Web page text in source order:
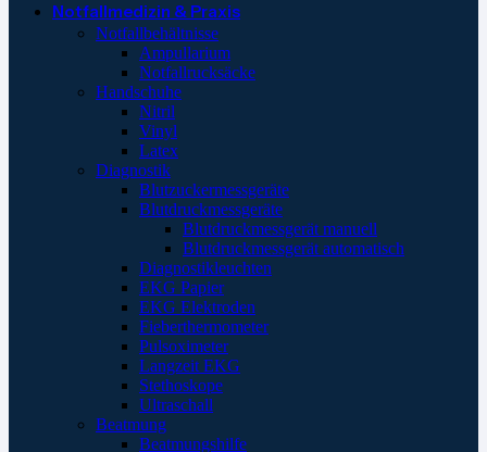
Notfallmedizin & Praxis
Notfallbehältnisse
Ampullarium
Notfallrucksäcke
Handschuhe
Nitril
Vinyl
Latex
Diagnostik
Blutzuckermessgeräte
Blutdruckmessgeräte
Blutdruckmessgerät manuell
Blutdruckmessgerät automatisch
Diagnostikleuchten
EKG Papier
EKG Elektroden
Fieberthermometer
Pulsoximeter
Langzeit EKG
Stethoskope
Ultraschall
Beatmung
Beatmungshilfe